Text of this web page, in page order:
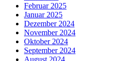
Februar 2025
Januar 2025
Dezember 2024
November 2024
Oktober 2024
September 2024
August 2024